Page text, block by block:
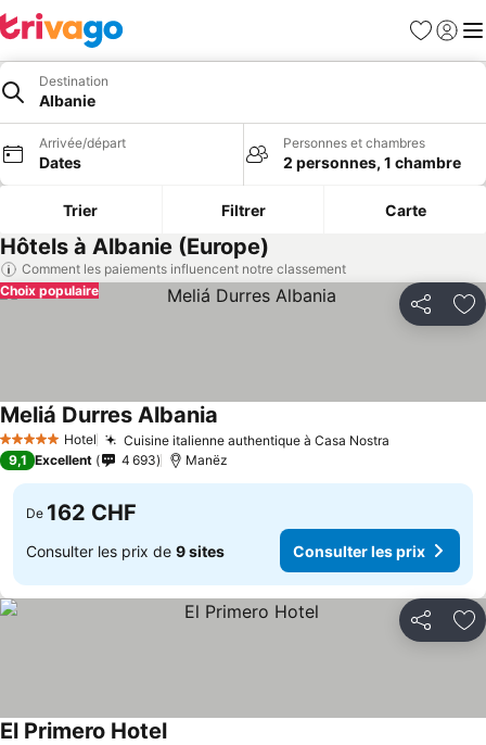
Favoris
Se
Destination
Albanie
Arrivée/départ
Dates
Personnes et chambres
2 personnes, 1 chambre
Trier Filtrer Carte
Hôtels à Albanie (Europe)
Comment les paiements influencent notre classement
Partager
Choix populaire
5 Étoiles Hotel Cuisine italienne authentique à Casa Nostra
Meliá Durres Albania
9,1 Excellent 4 693 Manëz
De 162 CHF
Consulter les prix de 9 sites Consulter les prix
Partager
El Primero Hotel